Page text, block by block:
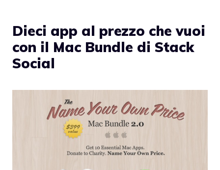
Dieci app al prezzo che vuoi
con il Mac Bundle di Stack
Social